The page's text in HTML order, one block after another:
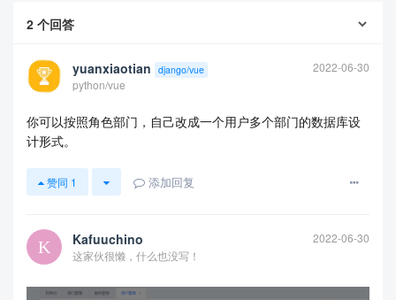
2 个回答
yuanxiaotian django/vue
2022-06-30
python/vue
你可以按照角色部门，自己改成一个用户多个部门的数据库设
计形式。
赞同 1 添加回复
Kafuuchino
2022-06-30
这家伙很懒，什么也没写！